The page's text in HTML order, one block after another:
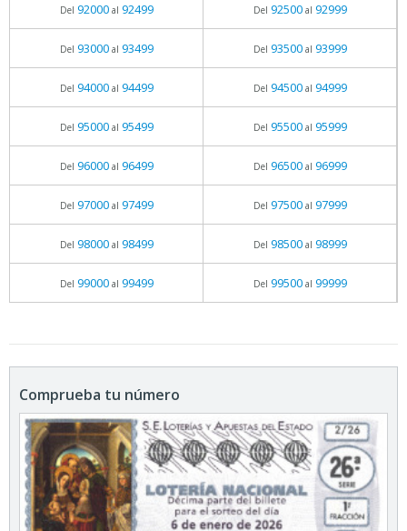
Del 92000al 92499 Del 92500al 92999
Del 93000al 93499 Del 93500al 93999
Del 94000al 94499 Del 94500al 94999
Del 95000al 95499 Del 95500al 95999
Del 96000al 96499 Del 96500al 96999
Del 97000al 97499 Del 97500al 97999
Del 98000al 98499 Del 98500al 98999
Del 99000al 99499 Del 99500al 99999
Comprueba tu número